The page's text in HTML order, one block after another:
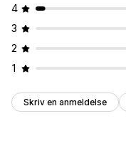
4
3
2
1
Skriv en anmeldelse